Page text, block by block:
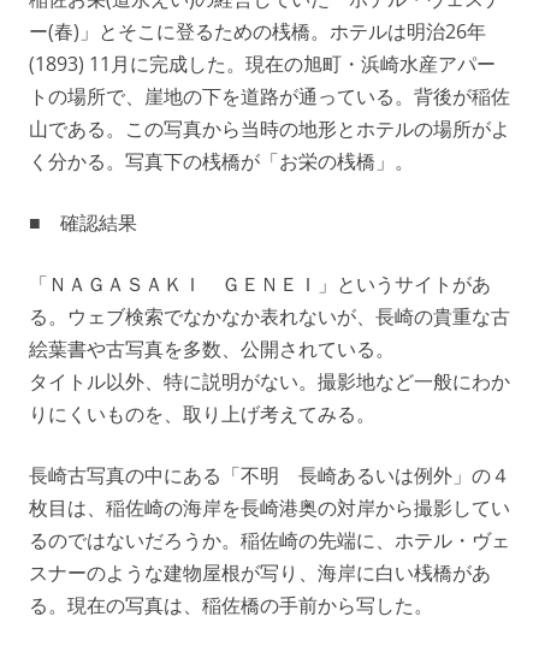
ー(春)」とそこに登るための桟橋。ホテルは明治26年
(1893) 11月に完成した。現在の旭町・浜崎水産アパー
トの場所で、崖地の下を道路が通っている。背後が稲佐
山である。この写真から当時の地形とホテルの場所がよ
く分かる。写真下の桟橋が「お栄の桟橋」。
■ 確認結果
「ＮＡＧＡＳＡＫＩ ＧＥＮＥＩ」というサイトがあ
る。ウェブ検索でなかなか表れないが、長崎の貴重な古
絵葉書や古写真を多数、公開されている。
タイトル以外、特に説明がない。撮影地など一般にわか
りにくいものを、取り上げ考えてみる。
長崎古写真の中にある「不明 長崎あるいは例外」の４
枚目は、稲佐崎の海岸を長崎港奥の対岸から撮影してい
るのではないだろうか。稲佐崎の先端に、ホテル・ヴェ
スナーのような建物屋根が写り、海岸に白い桟橋があ
る。現在の写真は、稲佐橋の手前から写した。